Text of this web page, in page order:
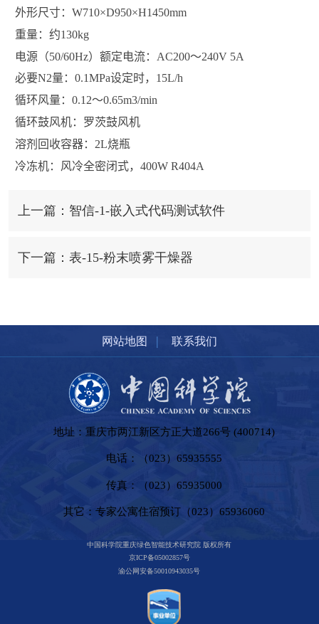
外形尺寸： W710×D950×H1450mm
重量：约130kg
电源（50/60Hz）额定电流： AC200～240V 5A
必要N2量： 0.1MPa设定时， 15L/h
循环风量： 0.12～0.65m3/min
循环鼓风机：罗茨鼓风机
溶剂回收容器： 2L烧瓶
冷冻机：风冷全密闭式， 400W R404A
上一篇：智信-1-嵌入式代码测试软件
下一篇：表-15-粉末喷雾干燥器
网站地图 | 联系我们
地址：重庆市两江新区方正大道266号 (400714)
电话：（023）65935555
传真：（023）65935000
其它：专家公寓住宿预订（023）65936060
中国科学院重庆绿色智能技术研究院 版权所有
京ICP备05002857号
渝公网安备50010943035号